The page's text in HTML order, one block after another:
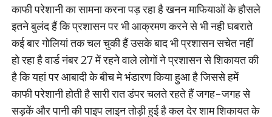
काफी परेशानी का सामना करना पड़ रहा है खनन माफियाओं के हौसले
इतने बुलंद हैं कि प्रशासन पर भी आक्रमण करने से भी नही घबराते
कई बार गोलियां तक चल चुकी हैं उसके बाद भी प्रशासन सचेत नहीं
हो रहा है वार्ड नंबर 27 में रहने वाले लोगों ने प्रशासन से शिकायत की
है कि यहां पर आबादी के बीच मे भंडारण किया हुआ है जिससे हमें
काफी परेशानी होती है सारी रात डंपर चलते रहते हैं जगह-जगह से
सड़कें और पानी की पाइप लाइन तोड़ी हुई है कल देर शाम शिकायत के